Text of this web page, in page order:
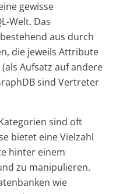
gewisse
Welt. Das
aus durch
die jeweils Attribute
Aufsatz auf andere
sind Vertreter
sind oft
bietet eine Vielzahl
hinter einem
zu manipulieren.
wie